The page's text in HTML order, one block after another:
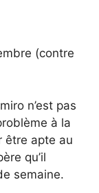
(contre
n’est pas
à la
être apte au
qu’il
semaine.